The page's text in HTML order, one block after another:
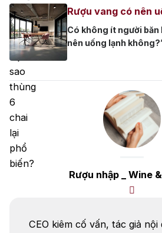
Thương hiệu nổi
Chivas Macallan
Courvoisier
+ Ưu đãi giữa năm:
tặng, gi rượu siêu hấp
biến?”. Bài viết này sẽ giúp
mắc đó một cách chi tiết và
đưa […]
Rượu vang có nên
Hướng dẫn bảo
đúng cách
Có không ít người băn
nên uống lạnh
chọn được nhiều
khám phá cách bảo
rượu vang đúng cách
Rượu nhập _ Wine
CEO kiêm cố vấn, tác giả nội